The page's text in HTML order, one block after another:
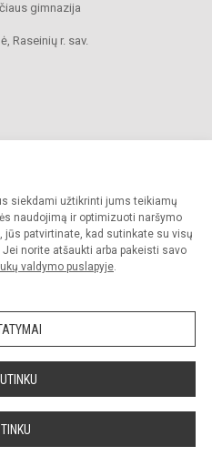
siekdami užtikrinti jums teikiamų
naudojimą ir optimizuoti naršymo
jūs patvirtinate, kad sutinkate su visų
norite atšaukti arba pakeisti savo
valdymo puslapyje.
gimnazija
Raseinių r. sav.
sutikimo griežtai draudžiama.
Slapukų valdymas